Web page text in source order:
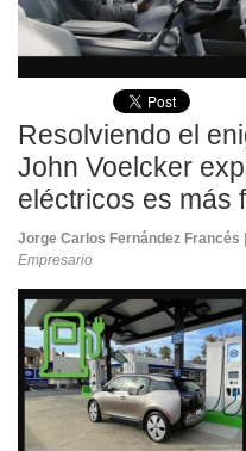
Resolviendo el
John Voelcker
eléctricos es más
Jorge Carlos Fernández Francés
Empresario